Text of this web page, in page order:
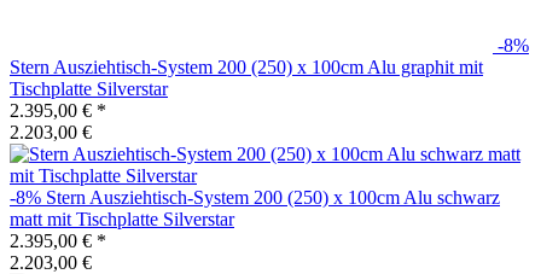
-8%
Stern Ausziehtisch-System 200 (250) x 100cm Alu graphit mit
Tischplatte Silverstar
2.395,00 € *
2.203,00 €
-8% Stern Ausziehtisch-System 200 (250) x 100cm Alu schwarz
matt mit Tischplatte Silverstar
2.395,00 € *
2.203,00 €